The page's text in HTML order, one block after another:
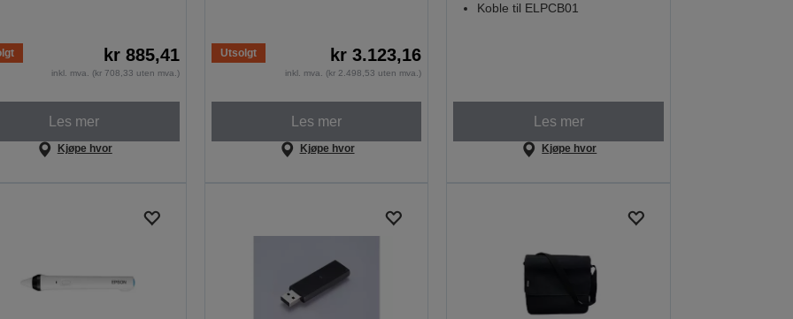
kr 885,41
inkl. mva. (kr 708,33 uten mva.)
Les mer
Kjøpe hvor
Utsolgt kr 3.123,16
inkl. mva. (kr 2.498,53 uten mva.)
Les mer
Kjøpe hvor
Koble til ELPCB01
Les mer
Kjøpe hvor